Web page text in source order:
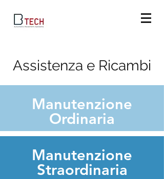
Assistenza e Ricambi
Manutenzione
Ordinaria
Manutenzione
Straordinaria